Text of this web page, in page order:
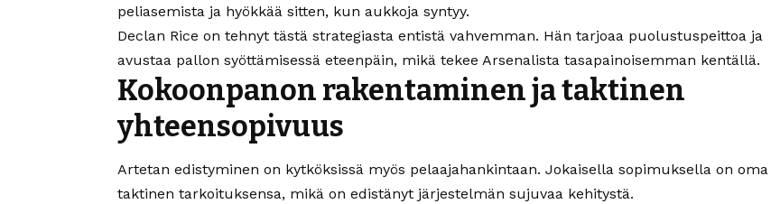
peliasemista ja hyökkää sitten, kun aukkoja syntyy.
Declan Rice on tehnyt tästä strategiasta entistä vahvemman. Hän tarjoaa puolustuspeittoa ja
avustaa pallon syöttämisessä eteenpäin, mikä tekee Arsenalista tasapainoisemman kentällä.
Kokoonpanon rakentaminen ja taktinen
yhteensopivuus
Artetan edistyminen on kytköksissä myös pelaajahankintaan. Jokaisella sopimuksella on oma
taktinen tarkoituksensa, mikä on edistänyt järjestelmän sujuvaa kehitystä.